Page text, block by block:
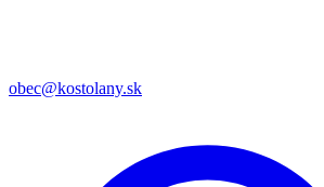
obec@kostolany.sk